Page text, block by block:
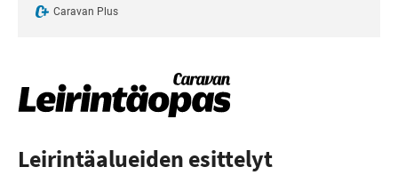
Caravan Plus
Leirintäalueiden esittelyt